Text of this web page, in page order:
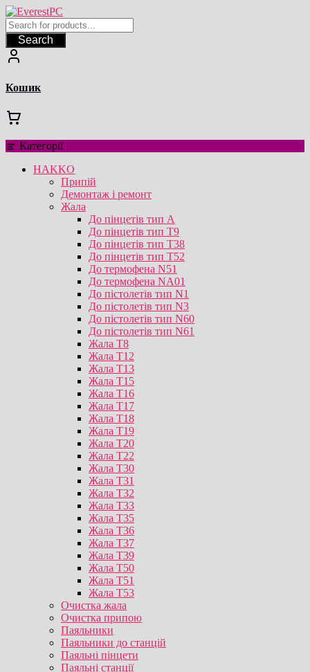
Перейти
до
вмісту
Search
Кошик
Категорії
HAKKO
Припій
Демонтаж і ремонт
Жала
До пінцетів тип А
До пінцетів тип T9
До пінцетів тип T38
До пінцетів тип T52
До термофена N51
До термофена NA01
До пістолетів тип N1
До пістолетів тип N3
До пістолетів тип N60
До пістолетів тип N61
Жала T8
Жала T12
Жала T13
Жала T15
Жала T16
Жала T17
Жала T18
Жала T19
Жала T20
Жала T22
Жала T30
Жала T31
Жала T32
Жала T33
Жала T35
Жала T36
Жала T37
Жала T39
Жала T50
Жала T51
Жала T53
Очистка жала
Очистка припою
Паяльники
Паяльники до станцій
Паяльні пінцети
Паяльні станції